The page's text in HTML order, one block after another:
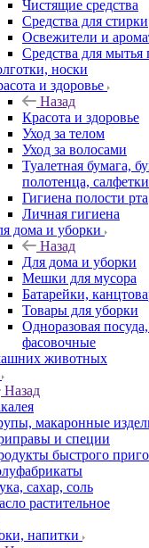
Чистящие средства
Средства для стирки
Освежители и
Средства для
носки
и здоровье
Назад
Красота и здоровье
Уход за телом
Уход за волосами
Туалетная бумага,
полотенца, салфетки
Гигиена полости рта
Личная гигиена
дома и уборки
Назад
Для дома и уборки
Мешки для мусора
Батарейки,
Товары для уборки
Одноразовая
фасовочные
животных
Назад
макаронные
и специи
быстрого
сахар, соль
растительное
напитки